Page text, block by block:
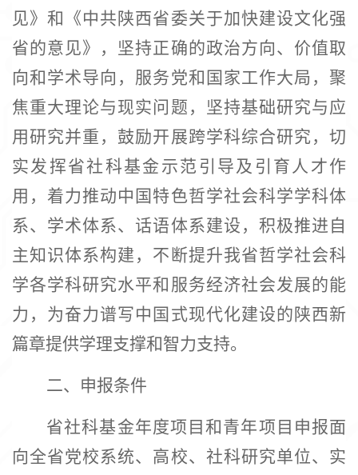
见》和《中共陕西省委关于加快建设文化强
省的意见》，坚持正确的政治方向、价值取
向和学术导向，服务党和国家工作大局，聚
焦重大理论与现实问题，坚持基础研究与应
用研究并重，鼓励开展跨学科综合研究，切
实发挥省社科基金示范引导及引育人才作
用，着力推动中国特色哲学社会科学学科体
系、学术体系、话语体系建设，积极推进自
主知识体系构建，不断提升我省哲学社会科
学各学科研究水平和服务经济社会发展的能
力，为奋力谱写中国式现代化建设的陕西新
篇章提供学理支撑和智力支持。
二、 申报条件
省社科基金年度项目和青年项目申报面
向全省党校系统、高校、社科研究单位、实